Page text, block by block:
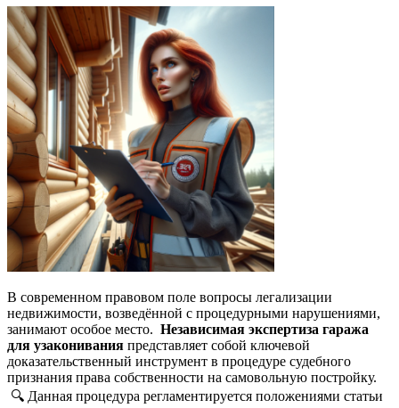
В современном правовом поле вопросы легализации
недвижимости, возведённой с процедурными нарушениями,
занимают особое место. Независимая экспертиза гаража
для узаконивания представляет собой ключевой
доказательственный инструмент в процедуре судебного
признания права собственности на самовольную постройку.
🔍 Данная процедура регламентируется положениями статьи